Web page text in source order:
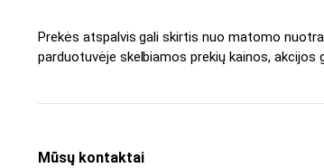
Prekės atspalvis gali skirtis nuo matomo
parduotuvėje skelbiamos prekių kainos, akcijos
Mūsų kontaktai